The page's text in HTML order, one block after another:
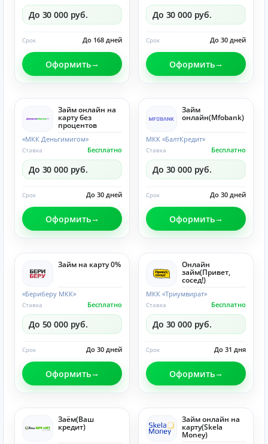
До 30 000 руб.
До 168 дней
Срок
Оформить
До 30 000 руб.
До 30 дней
Срок
Оформить
Займ онлайн на
карту без
процентов
«МКК Деньгимигом»
Бесплатно
Ставка
До 30 000 руб.
До 30 дней
Срок
Оформить
Займ
онлайн(Mfobank)
МКК «БалтКредит»
Бесплатно
Ставка
До 30 000 руб.
До 30 дней
Срок
Оформить
Займ на карту 0%
«Бериберу МКК»
Бесплатно
Ставка
До 50 000 руб.
До 30 дней
Срок
Оформить
Онлайн
займ(Привет,
сосед!)
МКК «Триумвират»
Бесплатно
Ставка
До 30 000 руб.
До 31 дня
Срок
Оформить
Заём(Ваш
кредит)
Займ онлайн на
карту(Skela
Money)